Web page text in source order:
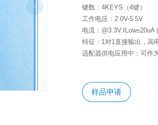
键数：4KEYS（4键）
工作电压：2.0V-5.5V
电流：@3.3V.ILow≤20uA
特征：1对1直接输出，高
适配器供电应用中；可作
样品申请